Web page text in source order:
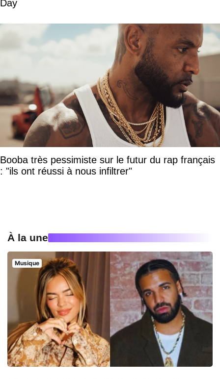
Day
Booba très pessimiste sur le futur du rap français
: "ils ont réussi à nous infiltrer"
À la une
Musique